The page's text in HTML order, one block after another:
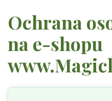
Ochrana
na e-shopu